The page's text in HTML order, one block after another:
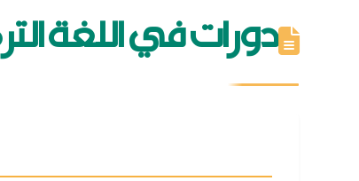
دورات في اللغة